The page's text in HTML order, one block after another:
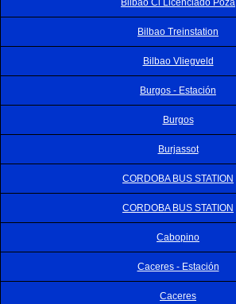
Bilbao Cl Licenciado Poza
Bilbao Treinstation
Bilbao Vliegveld
Burgos - Estación
Burgos
Burjassot
CORDOBA BUS STATION
CORDOBA BUS STATION
Cabopino
Caceres - Estación
Caceres